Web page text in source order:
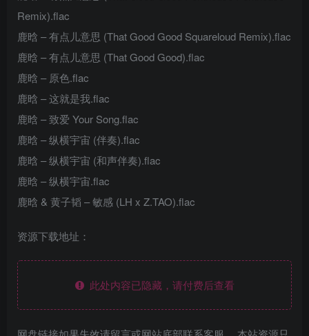
Remix).flac
鹿晗 – 有点儿意思 (That Good Good Squareloud Remix).flac
鹿晗 – 有点儿意思 (That Good Good).flac
鹿晗 – 原色.flac
鹿晗 – 这就是我.flac
鹿晗 – 致爱 Your Song.flac
鹿晗 – 纵横宇宙 (伴奏).flac
鹿晗 – 纵横宇宙 (和声伴奏).flac
鹿晗 – 纵横宇宙.flac
鹿晗 & 黄子韬 – 敏感 (LH x Z.TAO).flac
资源下载地址：
此处内容已隐藏，请付费后查看